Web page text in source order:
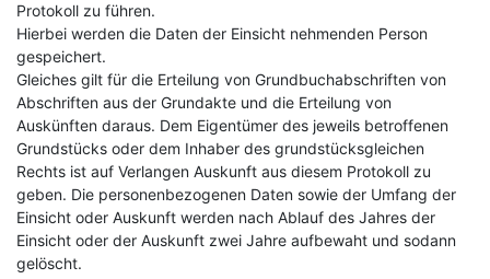
Protokoll zu führen.
Hierbei werden die Daten der Einsicht nehmenden Person
gespeichert.
Gleiches gilt für die Erteilung von Grundbuchabschriften von
Abschriften aus der Grundakte und die Erteilung von
Auskünften daraus. Dem Eigentümer des jeweils betroffenen
Grundstücks oder dem Inhaber des grundstücksgleichen
Rechts ist auf Verlangen Auskunft aus diesem Protokoll zu
geben. Die personenbezogenen Daten sowie der Umfang der
Einsicht oder Auskunft werden nach Ablauf des Jahres der
Einsicht oder der Auskunft zwei Jahre aufbewaht und sodann
gelöscht.